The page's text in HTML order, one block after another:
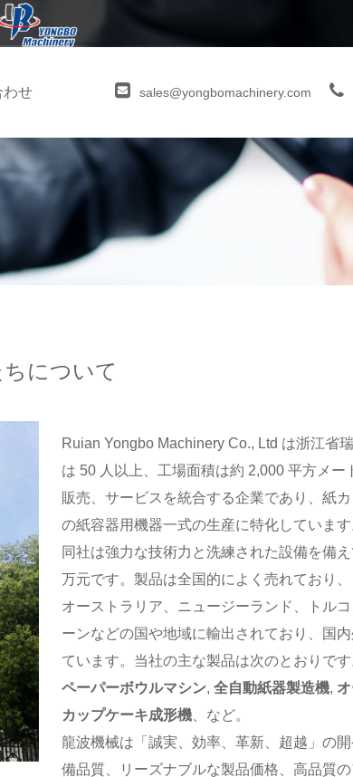
わせ sales@yongbomachinery.com
について
Ruian Yongbo Machinery Co., Ltd は浙江省
は 50 人以上、工場面積は約 2,000 平方メー
販売、サービスを統合する企業であり、紙
の紙容器用機器一式の生産に特化しています
同社は強力な技術力と洗練された設備を備
万元です。製品は全国的によく売れており
オーストラリア、ニュージーランド、トル
ーンなどの国や地域に輸出されており、国
ています。当社の主な製品は次のとおりです
ペーパーボウルマシン, 全自動紙器製造機,
カップケーキ成形機 、など。
龍波機械は「誠実、効率、革新、超越」の
備品質、リーズナブルな製品価格、高品質